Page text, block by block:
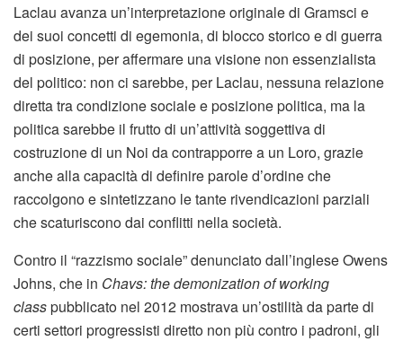
Laclau avanza un’interpretazione originale di Gramsci e
dei suoi concetti di egemonia, di blocco storico e di guerra
di posizione, per affermare una visione non essenzialista
del politico: non ci sarebbe, per Laclau, nessuna relazione
diretta tra condizione sociale e posizione politica, ma la
politica sarebbe il frutto di un’attività soggettiva di
costruzione di un Noi da contrapporre a un Loro, grazie
anche alla capacità di definire parole d’ordine che
raccolgono e sintetizzano le tante rivendicazioni parziali
che scaturiscono dai conflitti nella società.
Contro il “razzismo sociale” denunciato dall’inglese Owens
Johns, che in Chavs: the demonization of working
classpubblicato nel 2012 mostrava un’ostilità da parte di
certi settori progressisti diretto non più contro i padroni, gli